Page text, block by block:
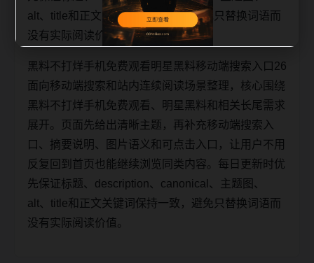
alt、title和正文关键词保持一致，避免只替换词语而
没有实际阅读价值。
黑料不打烊手机免费观看明星黑料移动端搜索入口26
面向移动端搜索和站内连续阅读场景整理，核心围绕
黑料不打烊手机免费观看、明星黑料和相关长尾需求
展开。页面先给出清晰主题，再补充移动端搜索入
口、摘要说明、图片语义和可点击入口，让用户不用
反复回到首页也能继续浏览同类内容。每日更新时优
先保证标题、description、canonical、主题图、
alt、title和正文关键词保持一致，避免只替换词语而
没有实际阅读价值。